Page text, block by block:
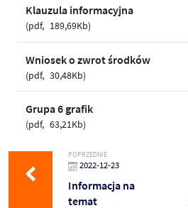
Klauzula informacyjna
pdf 189,69Kb
Wniosek o zwrot środków
pdf 30,48Kb
Grupa 6 grafik
pdf 63,21Kb
POPRZEDNIE
2022-12-23
Informacja na
temat